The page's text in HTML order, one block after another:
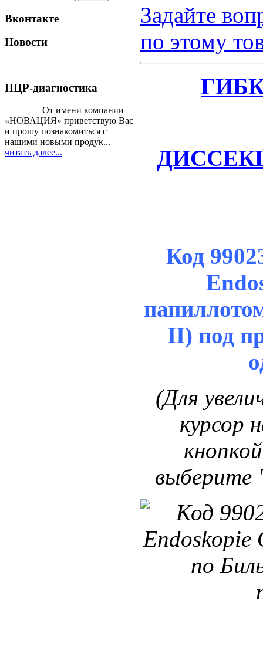
Вконтакте
Новости
ПЦР-диагностика
От имени компании
«НОВАЦИЯ» приветствую Вас
и прошу познакомиться с
нашими новыми продук...
читать далее...
Задайте
по этому
Код
II) под
(Для
курсор
выберите